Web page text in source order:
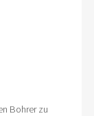
Bohrer zu